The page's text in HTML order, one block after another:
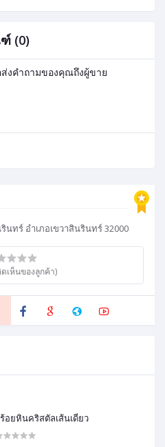
นทร์ อำเภอเขวาสินรินทร์ 32000
เห็นของลูกค้า)
อยหินคริสตัลเส้นเดี่ยว
(0)
ส่งคำถามของคุณถึงผู้ขาย